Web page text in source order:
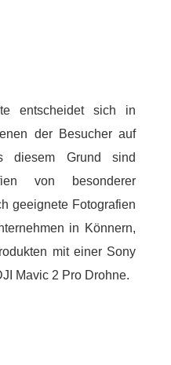
entscheidet sich in
der Besucher auf
diesem Grund sind
von besonderer
geeignete Fotografien
in Könnern,
mit einer Sony
Mavic 2 Pro Drohne.